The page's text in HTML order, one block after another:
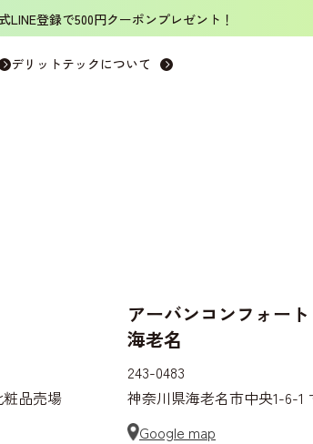
LINE登録で500円クーポンプレゼント！
デリットテックについて
品売場
アーバンコンフォート
海老名
243-0483
神奈川県海老名市中央1-6-1
Google map